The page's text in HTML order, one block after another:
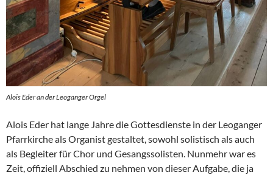
Alois Eder an der Leoganger Orgel
Alois Eder hat lange Jahre die Gottesdienste in der Leoganger
Pfarrkirche als Organist gestaltet, sowohl solistisch als auch
als Begleiter für Chor und Gesangssolisten. Nunmehr war es
Zeit, offiziell Abschied zu nehmen von dieser Aufgabe, die ja